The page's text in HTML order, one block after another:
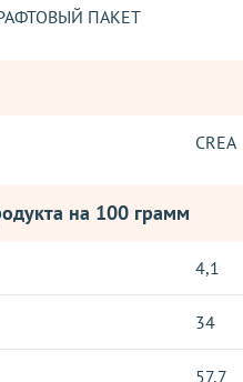
ПАКЕТ
CREA
на 100 грамм
4,1
34
57,7